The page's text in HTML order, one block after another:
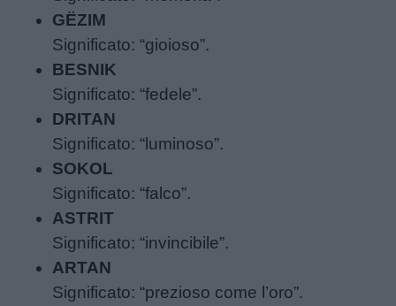
Giochi
Lavoretti
Nomi
maschili
Nomi
femminili
Frasi
GËZIM
Significato: “gioioso”.
BESNIK
Significato: “fedele”.
DRITAN
Significato: “luminoso”.
SOKOL
Significato: “falco”.
ASTRIT
Significato: “invincibile”.
ARTAN
Significato: “prezioso come l’oro”.